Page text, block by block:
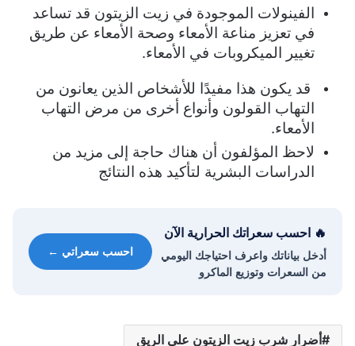
الفينولات الموجودة في زيت الزيتون قد تساعد
في تعزيز مناعة الأمعاء وصحة الأمعاء عن طريق
تغيير الميكروبات في الأمعاء.
قد يكون هذا مفيدًا للأشخاص الذين يعانون من
التهاب القولون وأنواع أخرى من مرض التهاب
الأمعاء.
لاحظ المؤلفون أن هناك حاجة إلى مزيد من
الدراسات البشرية لتأكيد هذه النتائج
🔥 احسب سعراتك الحرارية الآن
أدخل بياناتك واعرف احتياجك اليومي
من السعرات وتوزيع الماكرو
احسب سعراتي ←
أضرار شرب زيت الزيتون على الريق